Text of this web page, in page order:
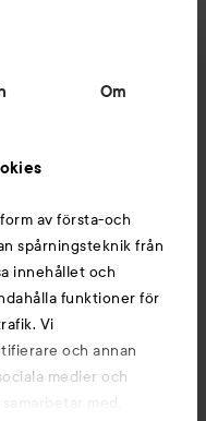
Om
av första-och
spårningsteknik från
innehållet och
funktioner för
Vi
och annan
medier och
med.